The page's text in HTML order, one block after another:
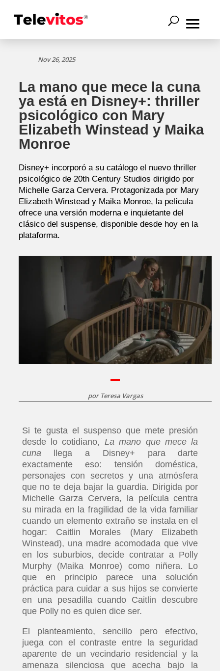
Nov 26, 2025
La mano que mece la cuna
ya está en Disney+: thriller
psicológico con Mary
Elizabeth Winstead y Maika
Monroe
Disney+ incorporó a su catálogo el nuevo thriller
psicológico de 20th Century Studios dirigido por
Michelle Garza Cervera. Protagonizada por Mary
Elizabeth Winstead y Maika Monroe, la película
ofrece una versión moderna e inquietante del
clásico del suspense, disponible desde hoy en la
plataforma.
por Teresa Vargas
Si te gusta el suspenso que mete presión
desde lo cotidiano, La mano que mece la
cunallega a Disney+ para darte
exactamente eso: tensión doméstica,
personajes con secretos y una atmósfera
que no te deja bajar la guardia. Dirigida por
Michelle Garza Cervera, la película centra
su mirada en la fragilidad de la vida familiar
cuando un elemento extraño se instala en el
hogar: Caitlin Morales (Mary Elizabeth
Winstead), una madre acomodada que vive
en los suburbios, decide contratar a Polly
Murphy (Maika Monroe) como niñera. Lo
que en principio parece una solución
práctica para cuidar a sus hijos se convierte
en una pesadilla cuando Caitlin descubre
que Polly no es quien dice ser.
El planteamiento, sencillo pero efectivo,
juega con el contraste entre la seguridad
aparente de un vecindario residencial y la
amenaza silenciosa que acecha bajo la